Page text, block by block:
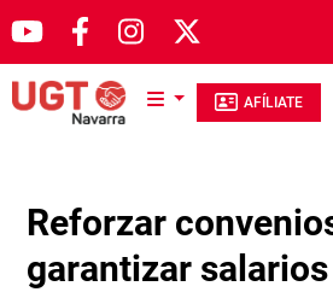
Pasar al contenido principal
AFÍLIATE
Reforzar
garantizar